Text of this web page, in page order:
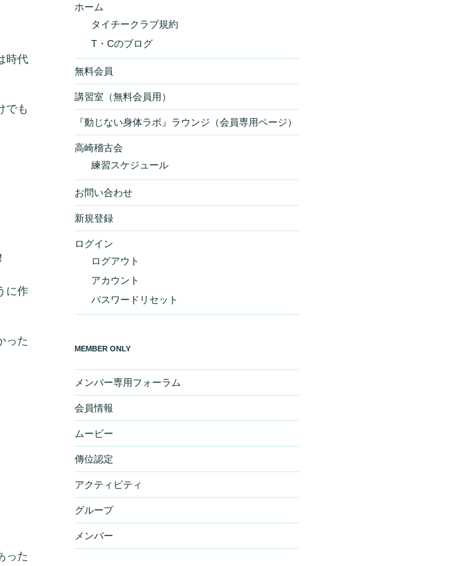
時代
でも
に作
った
った
ホーム
タイチークラブ規約
T・Cのブログ
無料会員
講習室（無料会員用）
『動じない身体ラボ』ラウンジ（会員専用ページ）
高崎稽古会
練習スケジュール
お問い合わせ
新規登録
ログイン
ログアウト
アカウント
パスワードリセット
MEMBER ONLY
メンバー専用フォーラム
会員情報
ムービー
傳位認定
アクティビティ
グループ
メンバー